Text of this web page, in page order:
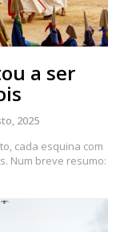
a ser
2025
cada esquina com
Num breve resumo: